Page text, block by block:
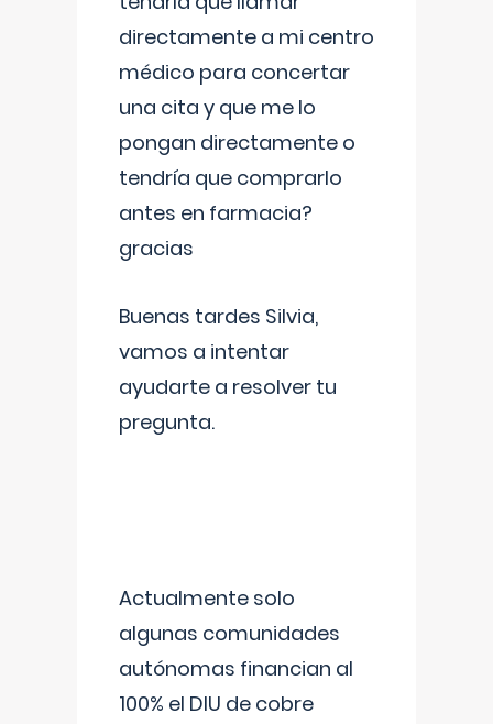
directamente a mi centro
médico para concertar
una cita y que me lo
pongan directamente o
tendría que comprarlo
antes en farmacia?
gracias
Buenas tardes Silvia,
vamos a intentar
ayudarte a resolver tu
pregunta.
Actualmente solo
algunas comunidades
autónomas financian al
100% el DIU de cobre